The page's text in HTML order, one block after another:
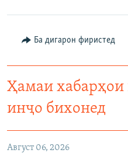
Ба дигарон фиристед
Ҳамаи хабарҳои
инҷо бихонед
Август 06, 2026